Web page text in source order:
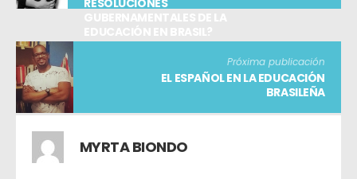
RESOLUCIONES
Próxima publicación
EL ESPAÑOL EN LA EDUCACIÓN
BRASILEÑA
MYRTA BIONDO